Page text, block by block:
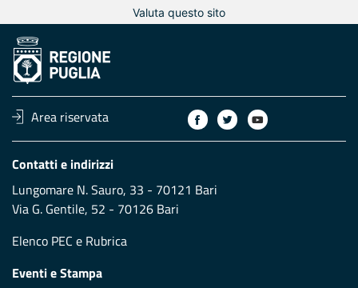
Valuta questo sito
Area riservata
Contatti e indirizzi
Lungomare N. Sauro, 33 - 70121 Bari
Via G. Gentile, 52 - 70126 Bari
Elenco PEC e Rubrica
Eventi e Stampa